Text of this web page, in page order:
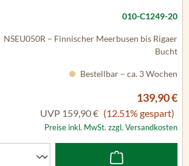
010-C1249-20
NSEU050R – Finnischer Meerbusen bis Rigaer
Bucht
Bestellbar – ca. 3 Wochen
139,90 €
UVP 159,90 € (12.51% gespart)
Preise inkl. MwSt. zzgl. Versandkosten